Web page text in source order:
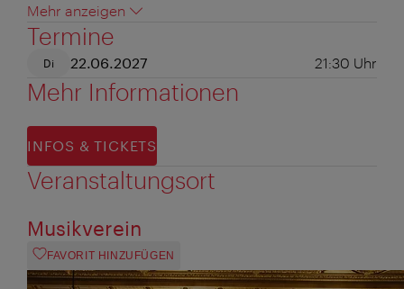
Mehr anzeigen
Termine
Di 22.06.2027 21:30 Uhr
Mehr Informationen
INFOS & TICKETS
Veranstaltungsort
Musikverein
FAVORIT HINZUFÜGEN